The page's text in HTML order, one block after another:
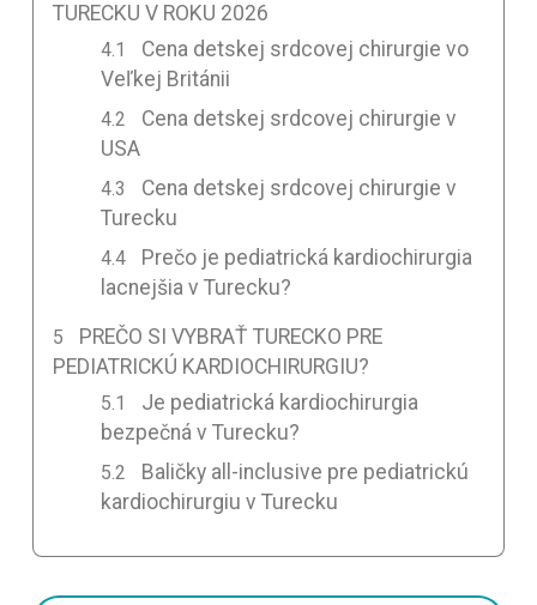
TURECKU V ROKU 2026
Cena detskej srdcovej chirurgie vo
Veľkej Británii
Cena detskej srdcovej chirurgie v
USA
Cena detskej srdcovej chirurgie v
Turecku
Prečo je pediatrická kardiochirurgia
lacnejšia v Turecku?
PREČO SI VYBRAŤ TURECKO PRE
PEDIATRICKÚ KARDIOCHIRURGIU?
Je pediatrická kardiochirurgia
bezpečná v Turecku?
Baličky all-inclusive pre pediatrickú
kardiochirurgiu v Turecku